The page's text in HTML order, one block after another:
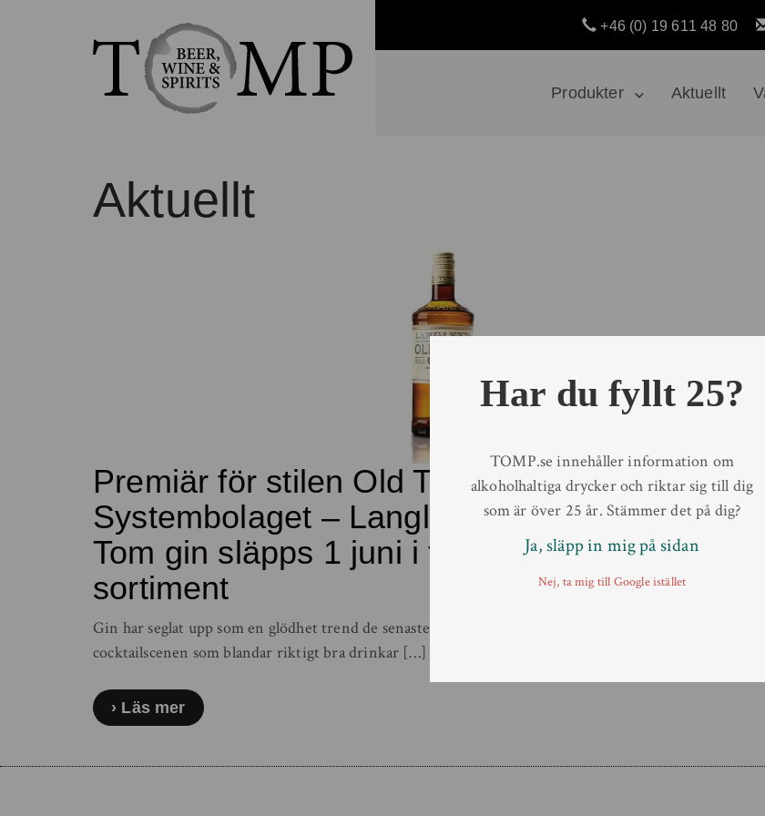
Produkter Aktuellt
+46 (0) 19 611 48 80
Aktuellt
Premiär för stilen Old Tom Gin på
Systembolaget – Langley’s Old
Tom gin släpps 1 juni i fast
sortiment
Gin har seglat upp som en glödhet trend de senaste åren och drivs av
cocktailscenen som blandar riktigt bra drinkar […]
Läs mer
Har du fyllt 25?
TOMP.se innehåller information om
alkoholhaltiga drycker och riktar sig till dig
som är över 25 år. Stämmer det på dig?
Ja, släpp in mig på sidan
Nej, ta mig till Google istället